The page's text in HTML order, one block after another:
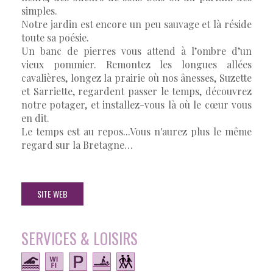
simples.
Notre jardin est encore un peu sauvage et là réside
toute sa poésie.
Un banc de pierres vous attend à l’ombre d’un
vieux pommier. Remontez les longues allées
cavalières, longez la prairie où nos ânesses, Suzette
et Sarriette, regardent passer le temps, découvrez
notre potager, et installez-vous là où le cœur vous
en dit.
Le temps est au repos...Vous n'aurez plus le même
regard sur la Bretagne…
SITE WEB
SERVICES & LOISIRS